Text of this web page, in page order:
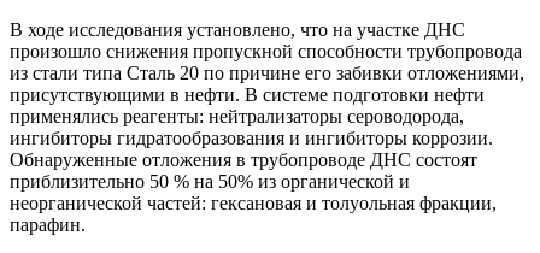
В ходе исследования установлено, что на участке ДНС
произошло снижения пропускной способности трубопровода
из стали типа Сталь 20 по причине его забивки отложениями,
присутствующими в нефти. В системе подготовки нефти
применялись реагенты: нейтрализаторы сероводорода,
ингибиторы гидратообразования и ингибиторы коррозии.
Обнаруженные отложения в трубопроводе ДНС состоят
приблизительно 50 % на 50% из органической и
неорганической частей: гексановая и толуольная фракции,
парафин.